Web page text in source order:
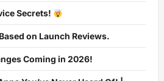
Secrets!
on Launch Reviews.
Coming in 2026!